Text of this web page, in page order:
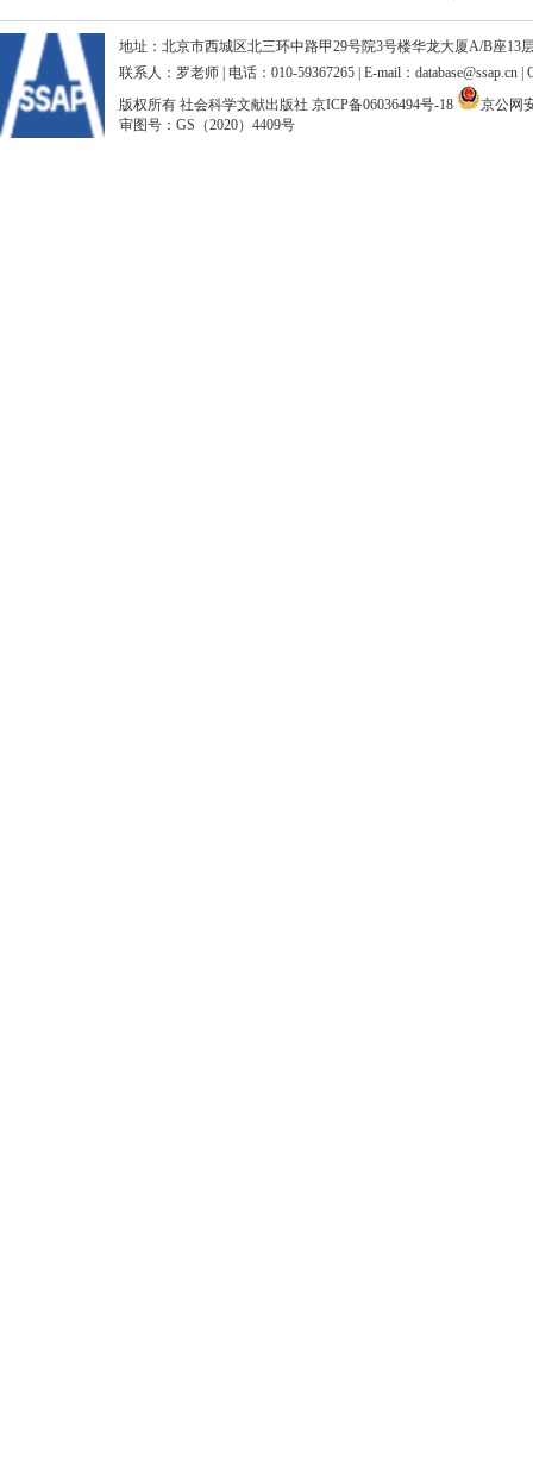
地址：北京市西城区北三环中路甲29号院3号楼华龙大厦A/B座13
联系人：罗老师 | 电话：010-59367265 | E-mail：database@ssap.cn
版权所有 社会科学文献出版社 京ICP备06036494号-18
京公网
审图号：GS（2020）4409号